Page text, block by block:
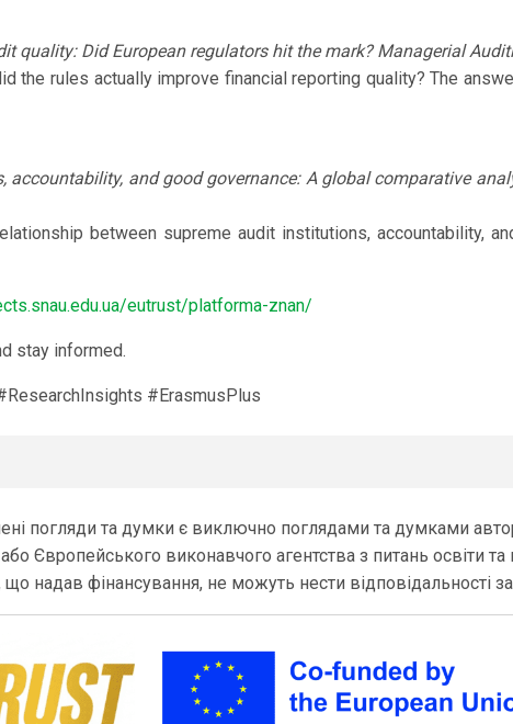
quality: Did European regulators hit the mark? Managerial
the rules actually improve financial reporting quality? The
and good governance: A global comparative
between supreme audit institutions, accountability,
eutrust/platforma-znan/
stay informed.
#ErasmusPlus
погляди та думки є виключно поглядами та думками
Європейського виконавчого агентства з питань освіти та
надав фінансування, не можуть нести відповідальності